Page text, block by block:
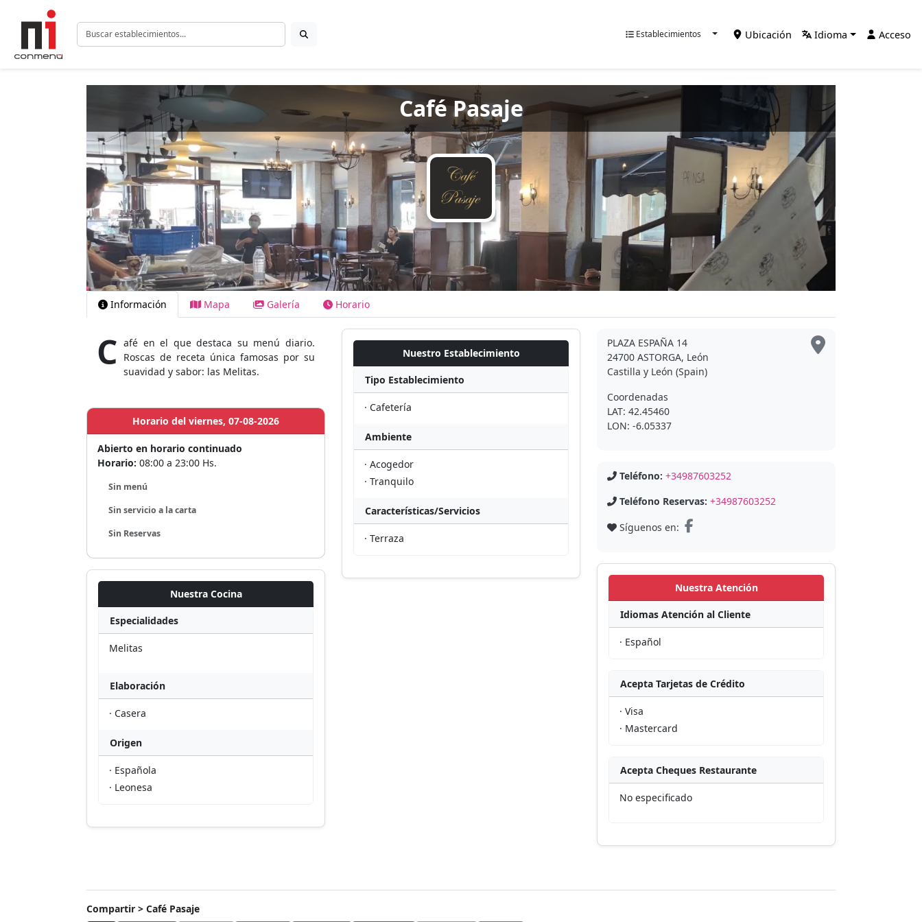
Establecimientos Ubicación Idioma Acceso
Café Pasaje
Información Mapa Galería Horario
C afé en el que destaca su menú diario.
Roscas de receta única famosas por su
suavidad y sabor: las Melitas.
Horario del viernes, 07-08-2026
Abierto en horario continuado
Horario: 08:00 a 23:00 Hs.
Sin menú
Sin servicio a la carta
Sin Reservas
Nuestra Cocina
Especialidades
Melitas
Elaboración
· Casera
Origen
· Española
· Leonesa
Nuestro Establecimiento
Tipo Establecimiento
· Cafetería
Ambiente
· Acogedor
· Tranquilo
Características/Servicios
· Terraza
PLAZA ESPAÑA 14
24700 ASTORGA, León
Castilla y León (Spain)
Coordenadas
LAT: 42.45460
LON: -6.05337
Teléfono: +34987603252
Teléfono Reservas: +34987603252
Síguenos en:
Nuestra Atención
Idiomas Atención al Cliente
· Español
Acepta Tarjetas de Crédito
· Visa
· Mastercard
Acepta Cheques Restaurante
No especificado
Compartir > Café Pasaje